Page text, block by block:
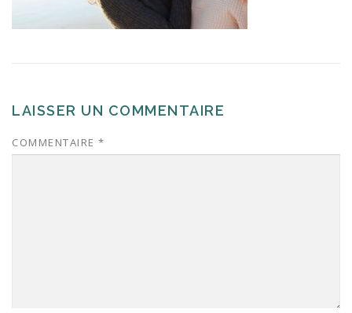
LAISSER UN COMMENTAIRE
COMMENTAIRE *